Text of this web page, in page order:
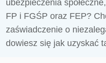
ubezpieczenia
FP i FGŚP oraz FEP?
zaświadczenie o
dowiesz się jak uzyskać